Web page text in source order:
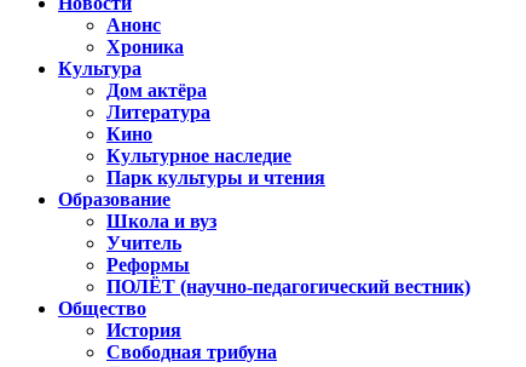
Анонс
Хроника
Культура
Дом актёра
Литература
Кино
Культурное наследие
Парк культуры и чтения
Образование
Школа и вуз
Учитель
Реформы
ПОЛЁТ (научно-педагогический вестник)
Общество
История
Свободная трибуна